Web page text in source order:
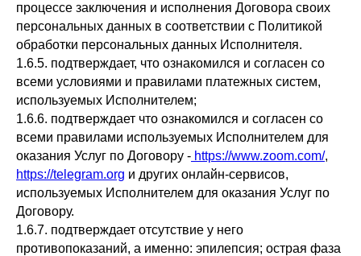
процессе заключения и исполнения Договора своих
персональных данных в соответствии с Политикой
обработки персональных данных Исполнителя.
1.6.5. подтверждает, что ознакомился и согласен со
всеми условиями и правилами платежных систем,
используемых Исполнителем;
1.6.6. подтверждает что ознакомился и согласен со
всеми правилами используемых Исполнителем для
оказания Услуг по Договору - https://www.zoom.com/,
https://telegram.org и других онлайн-сервисов,
используемых Исполнителем для оказания Услуг по
Договору.
1.6.7. подтверждает отсутствие у него
противопоказаний, а именно: эпилепсия; острая фаза